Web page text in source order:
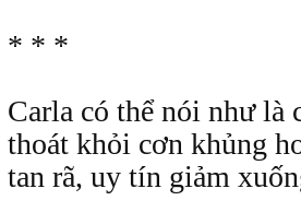
* * *
Carla có thể nói như là
thoát khỏi cơn khủng
tan rã, uy tín giảm